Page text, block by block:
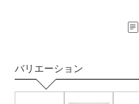
バリエーション